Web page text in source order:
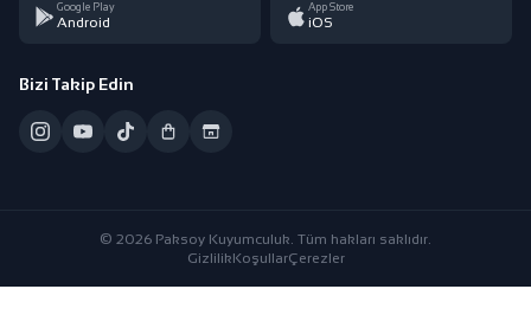
Google Play
Android
App Store
iOS
Bizi Takip Edin
© 2026 Paksoy Kuyumculuk. Tüm hakları saklıdır.
GizlilikKoşullarÇerezler